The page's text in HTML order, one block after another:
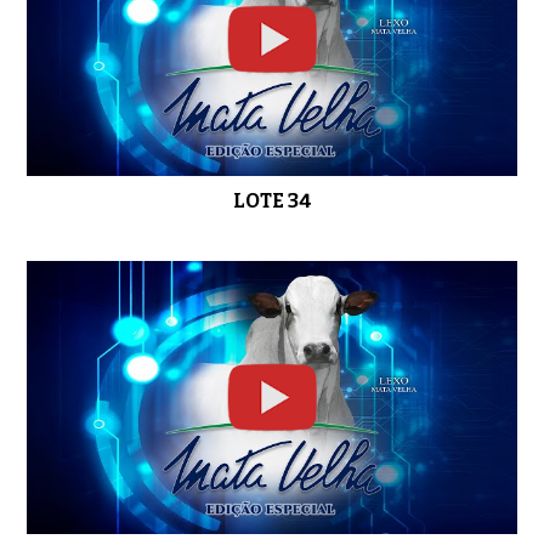
LOTE 34